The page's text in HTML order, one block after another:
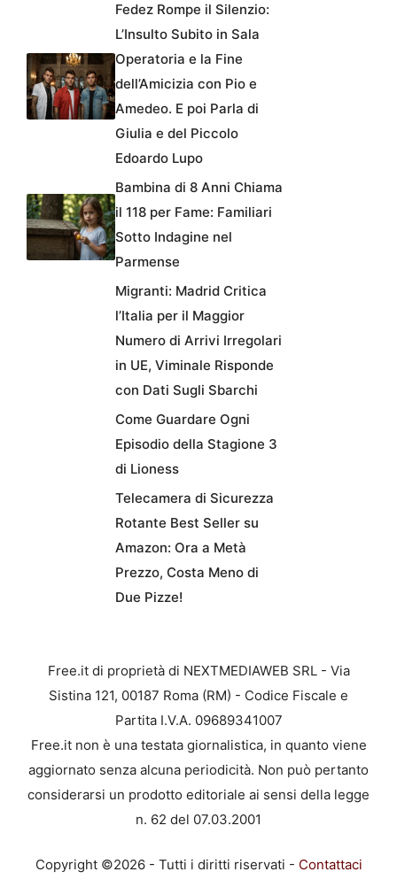
Fedez Rompe il Silenzio:
L’Insulto Subito in Sala
Operatoria e la Fine
dell’Amicizia con Pio e
Amedeo. E poi Parla di
Giulia e del Piccolo
Edoardo Lupo
Bambina di 8 Anni Chiama
il 118 per Fame: Familiari
Sotto Indagine nel
Parmense
Migranti: Madrid Critica
l’Italia per il Maggior
Numero di Arrivi Irregolari
in UE, Viminale Risponde
con Dati Sugli Sbarchi
Come Guardare Ogni
Episodio della Stagione 3
di Lioness
Telecamera di Sicurezza
Rotante Best Seller su
Amazon: Ora a Metà
Prezzo, Costa Meno di
Due Pizze!
Free.it di proprietà di NEXTMEDIAWEB SRL - Via
Sistina 121, 00187 Roma (RM) - Codice Fiscale e
Partita I.V.A. 09689341007
Free.it non è una testata giornalistica, in quanto viene
aggiornato senza alcuna periodicità. Non può pertanto
considerarsi un prodotto editoriale ai sensi della legge
n. 62 del 07.03.2001
Copyright ©2026 - Tutti i diritti riservati - Contattaci